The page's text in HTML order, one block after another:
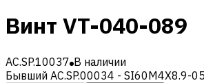
Винт VT-040-089
AC.SP.10037 В наличии
Бывший AC.SP.00034 - SI60M4X8.9-